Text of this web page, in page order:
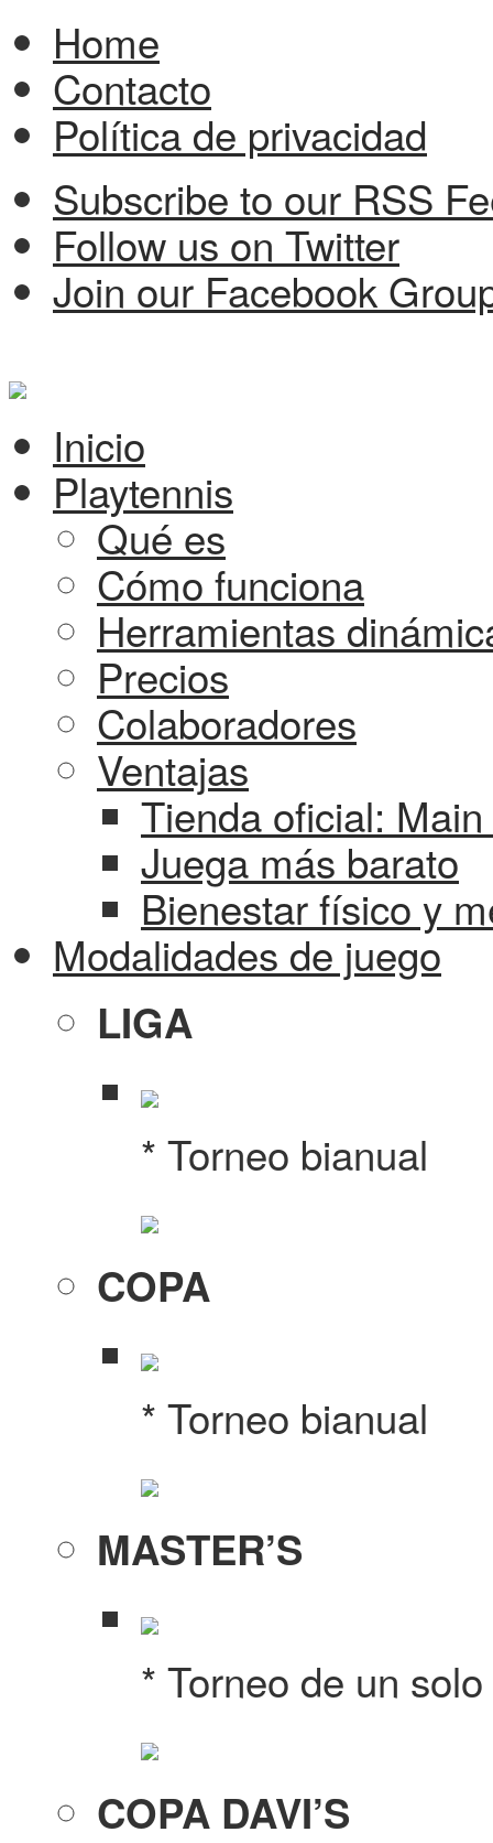
Home
Contacto
Política de privacidad
Subscribe to our RSS
Follow us on Twitter
Join our Facebook
Inicio
Playtennis
Qué es
Cómo funciona
Herramientas
Precios
Colaboradores
Ventajas
Tienda oficial:
Juega más barato
Bienestar físico y
Modalidades de juego
LIGA
* Torneo bianual
COPA
* Torneo bianual
MASTER’S
* Torneo de un
COPA DAVI’S